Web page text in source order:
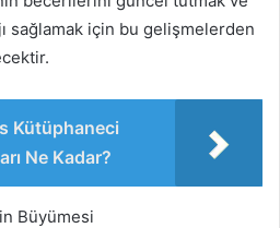
sağlamak için bu gelişmelerden
Kütüphaneci
Ne Kadar?
Büyümesi